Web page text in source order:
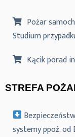
Pożar
Studium
Kącik porad
STREFA
systemy ppoż.